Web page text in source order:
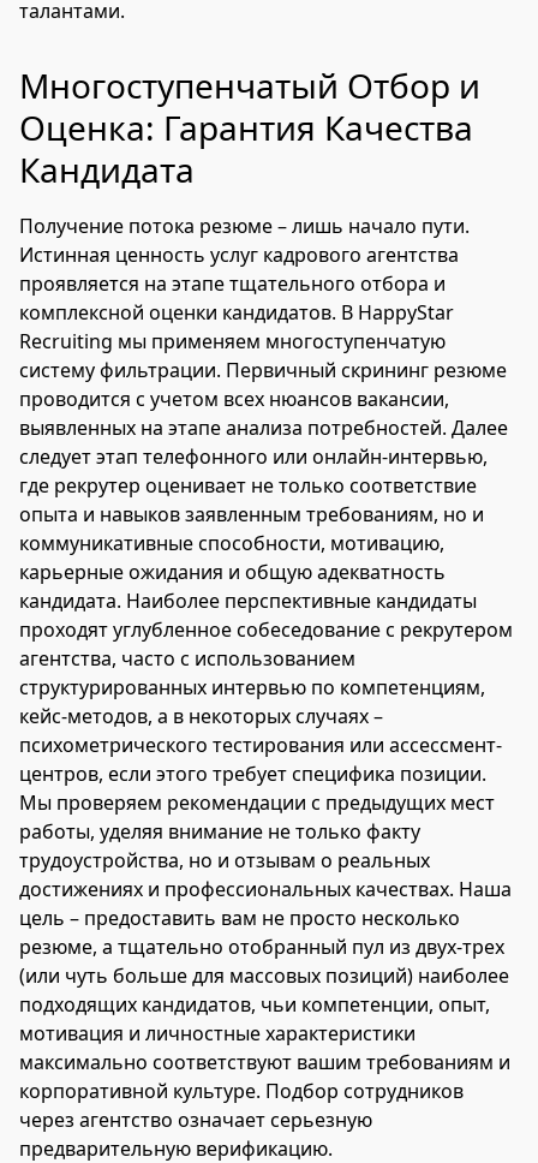
талантами.
Многоступенчатый Отбор и
Оценка: Гарантия Качества
Кандидата
Получение потока резюме – лишь начало пути.
Истинная ценность услуг кадрового агентства
проявляется на этапе тщательного отбора и
комплексной оценки кандидатов. В HappyStar
Recruiting мы применяем многоступенчатую
систему фильтрации. Первичный скрининг резюме
проводится с учетом всех нюансов вакансии,
выявленных на этапе анализа потребностей. Далее
следует этап телефонного или онлайн-интервью,
где рекрутер оценивает не только соответствие
опыта и навыков заявленным требованиям, но и
коммуникативные способности, мотивацию,
карьерные ожидания и общую адекватность
кандидата. Наиболее перспективные кандидаты
проходят углубленное собеседование с рекрутером
агентства, часто с использованием
структурированных интервью по компетенциям,
кейс-методов, а в некоторых случаях –
психометрического тестирования или ассессмент-
центров, если этого требует специфика позиции.
Мы проверяем рекомендации с предыдущих мест
работы, уделяя внимание не только факту
трудоустройства, но и отзывам о реальных
достижениях и профессиональных качествах. Наша
цель – предоставить вам не просто несколько
резюме, а тщательно отобранный пул из двух-трех
(или чуть больше для массовых позиций) наиболее
подходящих кандидатов, чьи компетенции, опыт,
мотивация и личностные характеристики
максимально соответствуют вашим требованиям и
корпоративной культуре. Подбор сотрудников
через агентство означает серьезную
предварительную верификацию.